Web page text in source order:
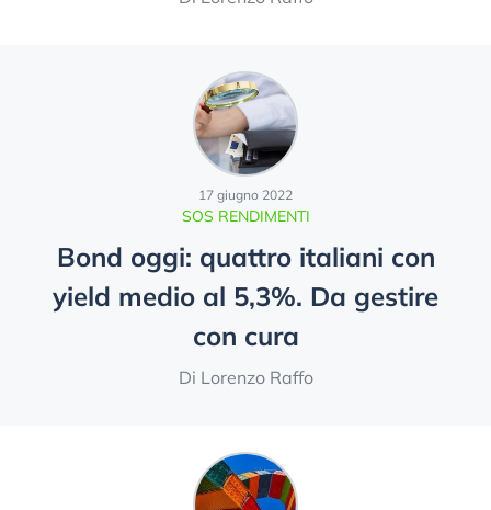
SOS RENDIMENTI
17 giugno 2022
Bond oggi: quattro italiani con
yield medio al 5,3%. Da gestire
con cura
Di Lorenzo Raffo